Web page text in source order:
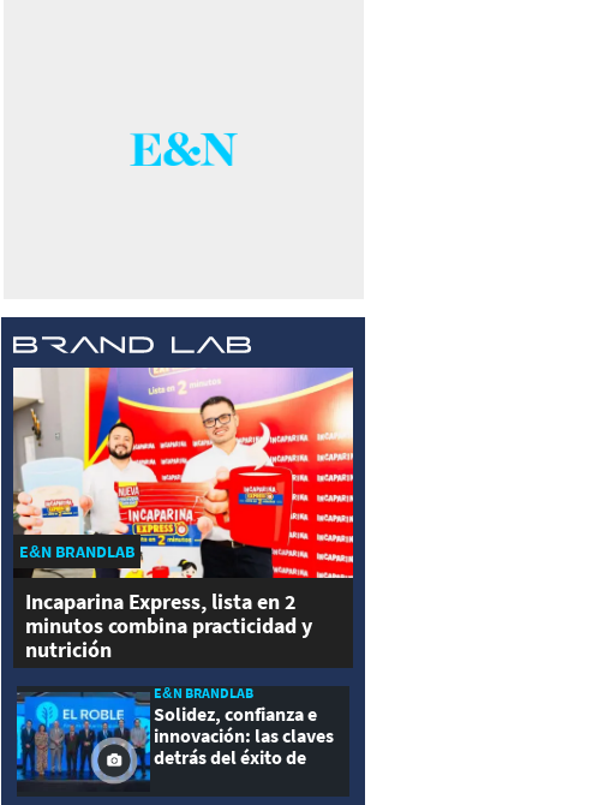
E&N BRANDLAB
Incaparina Express, lista en 2
minutos combina practicidad y
nutrición
E&N BRANDLAB
Solidez, confianza e
innovación: las claves
detrás del éxito de